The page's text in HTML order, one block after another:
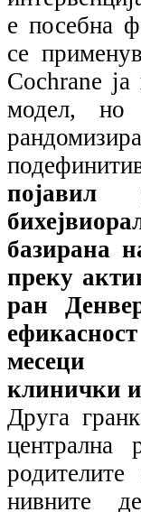
е посебна
се
Cochrane
модел, но
појавил
базирана
преку
ран
месеци
клинички
Друга
нивните